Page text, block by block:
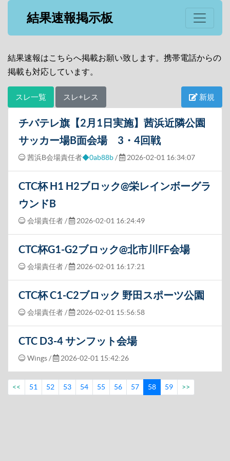
結果速報掲示板
結果速報はこちらへ掲載お願い致します。携帯電話からの
掲載も対応しています。
スレ一覧 スレ+レス 新規
チバテレ旗【2月1日実施】茜浜近隣公園
サッカー場B面会場 3・4回戦
茜浜B会場責任者◆0ab88b / 2026-02-01 16:34:07
CTC杯 H1 H2ブロック@栄レインボーグラ
ウンドB
会場責任者 / 2026-02-01 16:24:49
CTC杯G1-G2ブロック@北市川FF会場
会場責任者 / 2026-02-01 16:17:21
CTC杯 C1-C2ブロック 野田スポーツ公園
会場責任者 / 2026-02-01 15:56:58
CTC D3-4 サンフット会場
Wings / 2026-02-01 15:42:26
<< 51 52 53 54 55 56 57 58 59 >>